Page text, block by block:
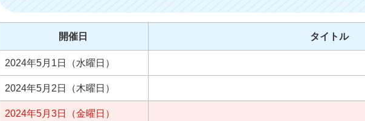
開催日 タイトル
2024年5月1日（水曜日）
2024年5月2日（木曜日）
2024年5月3日（金曜日）